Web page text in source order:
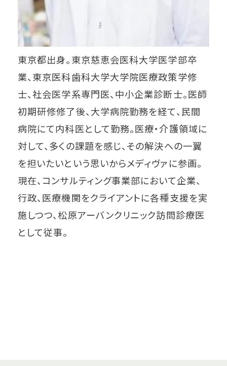
東京都出身。東京慈恵会医科大学医学部卒
業、東京医科歯科大学大学院医療政策学修
士、社会医学系専門医、中小企業診断士。医師
初期研修修了後、大学病院勤務を経て、民間
病院にて内科医として勤務。医療・介護領域に
対して、多くの課題を感じ、その解決への一翼
を担いたいという思いからメディヴァに参画。
現在、コンサルティング事業部において企業、
行政、医療機関をクライアントに各種支援を実
施しつつ、松原アーバンクリニック訪問診療医
として従事。